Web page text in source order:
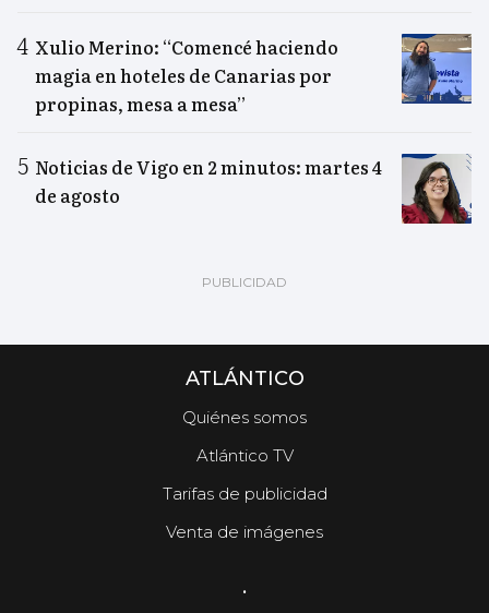
Xulio Merino: “Comencé haciendo
magia en hoteles de Canarias por
propinas, mesa a mesa”
Noticias de Vigo en 2 minutos: martes 4
de agosto
ATLÁNTICO
Quiénes somos
Atlántico TV
Tarifas de publicidad
Venta de imágenes
.